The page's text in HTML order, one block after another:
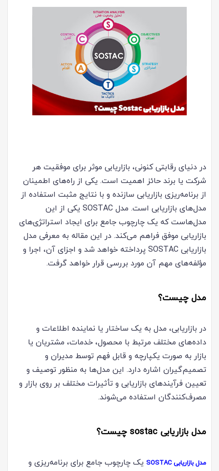
در دنیای رقابتی کنونی، بازاریابی موثر برای موفقیت هر
شرکت یا برند حائز اهمیت است. یکی از راه‌های اطمینان
از برنامه‌ریزی بازاریابی سازنده و با نتایج مثبت استفاده از
مدل‌های بازاریابی است. مدل SOSTAC یکی از این
مدل‌هاست که یک چارچوب جامع برای ایجاد استراتژی‌های
بازاریابی موفق فراهم می‌کند. در این مقاله به معرفی مدل
بازاریابی SOSTAC پرداخته خواهد شد و اجزای آن، اجرا و
مؤلفه‌های مهم آن مورد بررسی قرار خواهد گرفت.
مدل چیست؟
در بازاریابی، مدل به یک ساختار یا نماینده اطلاعات و
داده‌های مختلف مرتبط با محصول، خدمات، مشتریان یا
بازار به صورت یکپارچه و قابل فهم توسط مدیران و
تصمیم‌گیران اشاره دارد. این مدل‌ها به منظور توصیف و
تعیین فرآیندهای بازاریابی و تأثیرات مختلف بر روی بازار و
مصرف‌کنندگان استفاده می‌شوند.
مدل بازاریابی sostac چیست؟
مدل بازاریابی SOSTAC
یک چارچوب جامع برای برنامه‌ریزی و